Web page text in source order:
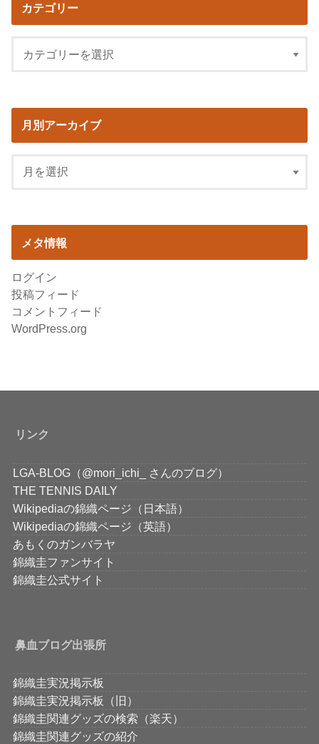
カテゴリー
月別アーカイブ
メタ情報
ログイン
投稿フィード
コメントフィード
WordPress.org
リンク
LGA-BLOG（@mori_ichi_ さんのブログ）
THE TENNIS DAILY
Wikipediaの錦織ページ（日本語）
Wikipediaの錦織ページ（英語）
あもくのガンバラヤ
錦織圭ファンサイト
錦織圭公式サイト
鼻血ブログ出張所
錦織圭実況掲示板
錦織圭実況掲示板（旧）
錦織圭関連グッズの検索（楽天）
錦織圭関連グッズの紹介